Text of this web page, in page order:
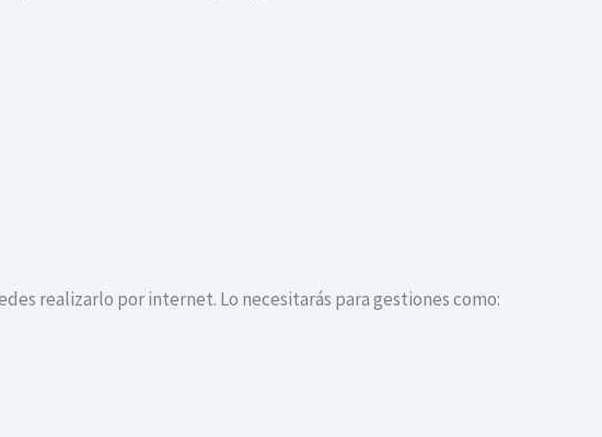
realizarlo por internet. Lo necesitarás para gestiones como: